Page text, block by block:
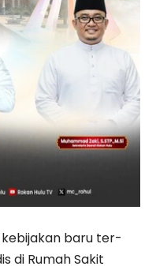
baru ter-
di Rumah Sakit